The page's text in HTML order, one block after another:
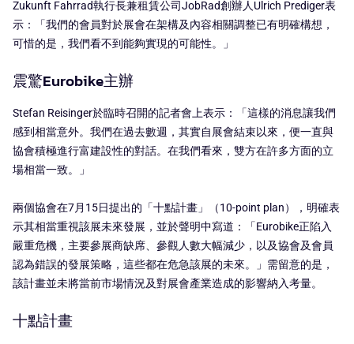
Zukunft Fahrrad執行長兼租賃公司JobRad創辦人Ulrich Prediger表
示：「我們的會員對於展會在架構及內容相關調整已有明確構想，
可惜的是，我們看不到能夠實現的可能性。」
震驚Eurobike主辦
Stefan Reisinger於臨時召開的記者會上表示：「這樣的消息讓我們
感到相當意外。我們在過去數週，其實自展會結束以來，便一直與
協會積極進行富建設性的對話。在我們看來，雙方在許多方面的立
場相當一致。」
兩個協會在7月15日提出的「十點計畫」（10-point plan），明確表
示其相當重視該展未來發展，並於聲明中寫道：「Eurobike正陷入
嚴重危機，主要參展商缺席、參觀人數大幅減少，以及協會及會員
認為錯誤的發展策略，這些都在危急該展的未來。」需留意的是，
該計畫並未將當前市場情況及對展會產業造成的影響納入考量。
十點計畫